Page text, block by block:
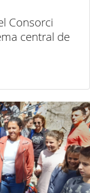
Consorci
central de